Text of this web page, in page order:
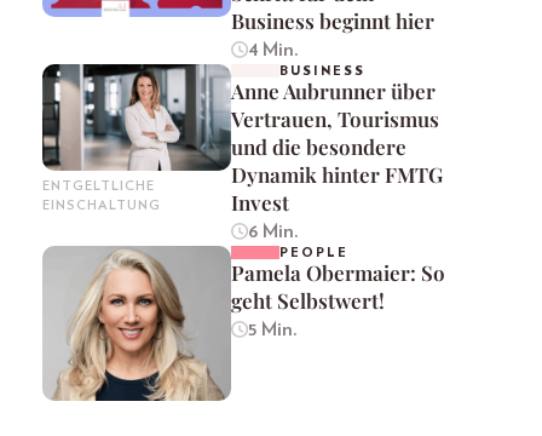
Business beginnt hier
4 Min.
ENTGELTLICHE
EINSCHALTUNG
BUSINESS
Anne Aubrunner über
Vertrauen, Tourismus
und die besondere
Dynamik hinter FMTG
Invest
6 Min.
PEOPLE
Pamela Obermaier: So
geht Selbstwert!
5 Min.